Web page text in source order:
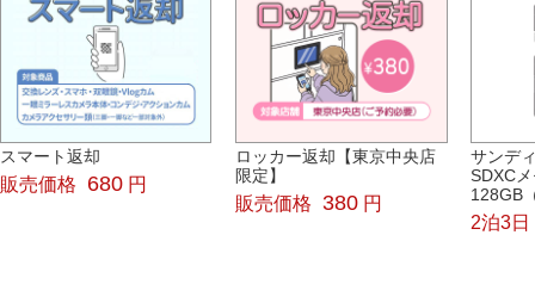
スマート返却
販売価格 680 円
ロッカー返却【東京中央店
限定】
販売価格 380 円
サンデ
SDXC
128GB
2泊3日